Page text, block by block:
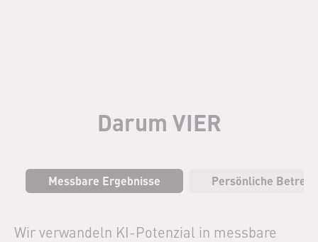
Darum VIER
Messbare Ergebnisse Persönliche
Wir verwandeln KI-Potenzial in messbare